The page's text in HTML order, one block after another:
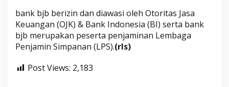
bank bjb berizin dan diawasi oleh Otoritas Jasa
Keuangan (OJK) & Bank Indonesia (BI) serta bank
bjb merupakan peserta penjaminan Lembaga
Penjamin Simpanan (LPS).(rls)
Post Views: 2,183